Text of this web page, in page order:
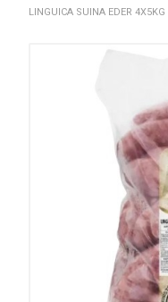
LINGUICA SUINA EDER 4X5KG